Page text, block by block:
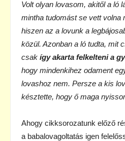
Volt olyan lovasom, akitől a ló
mintha tudomást se vett volna
hiszen az a lovunk a
közül. Azonban a ló tudta, mit
csak így akarta felkelteni a
hogy mindenkihez odament
lovashoz nem. Persze a kis
késztette, hogy ő maga
Ahogy cikksorozatunk előző
a babalovagoltatás igen